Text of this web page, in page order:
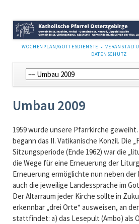
NAVIGATION
WOCHENPLAN/GOTTESDIENSTE
DATENSCHUTZ
Navigation
überspringen
Umbau 2009
1959 wurde unsere Pfarrkirche
begann das II. Vatikanische Konzil. Die
Sitzungsperiode (Ende 1962) war die
die Wege für eine Erneuerung der
Erneuerung ermöglichte nun neben
auch die jeweilige Landessprache im
Der Altarraum jeder Kirche sollte in
erkennbar „drei Orte“ ausweisen, an
stattfindet: a) das Lesepult (Ambo) als